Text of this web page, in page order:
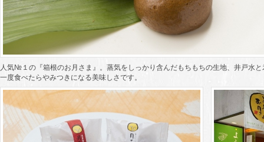
人気№１の『箱根のお月さま』。蒸気をしっかり含んだもちもちの生地、井戸水
一度食べたらやみつきになる美味しさです。